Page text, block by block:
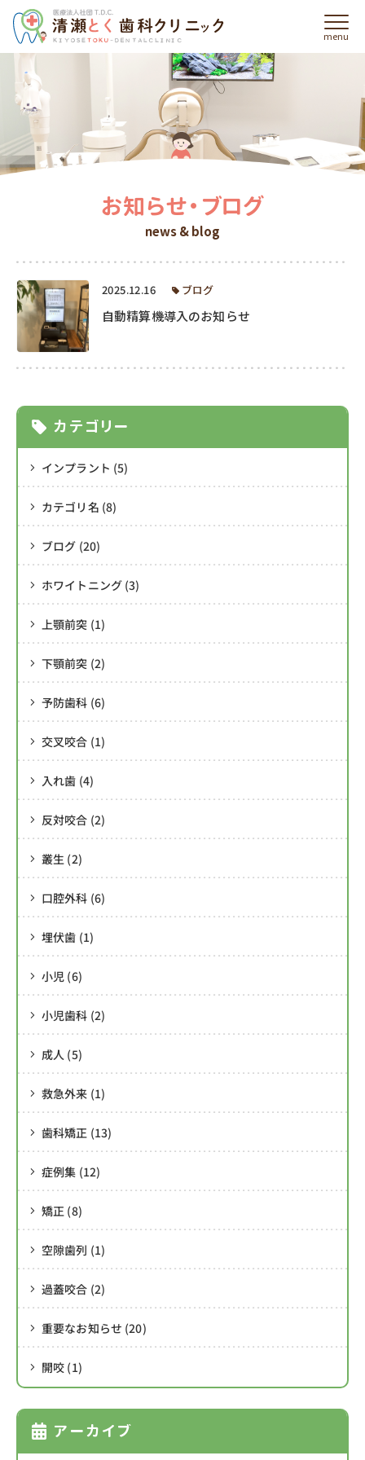
menu
当院の特徴・強み
features
当院について
about
information
よくあるご質問
症例集
news & blog
時間外
アクセス
tel.042-496-3755
〒204-0021 東京都清瀬市元町1-3-38
お知らせ・ブログ
news & blog
2025.12.16 ブログ
自動精算機導入のお知らせ
カテゴリー
インプラント (5)
カテゴリ名 (8)
ブログ (20)
ホワイトニング (3)
上顎前突 (1)
下顎前突 (2)
予防歯科 (6)
交叉咬合 (1)
入れ歯 (4)
反対咬合 (2)
叢生 (2)
口腔外科 (6)
埋伏歯 (1)
小児 (6)
小児歯科 (2)
成人 (5)
救急外来 (1)
歯科矯正 (13)
症例集 (12)
矯正 (8)
空隙歯列 (1)
過蓋咬合 (2)
重要なお知らせ (20)
開咬 (1)
アーカイブ